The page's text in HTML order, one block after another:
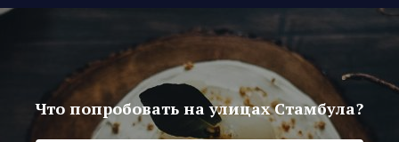
Что попробовать на улицах Стамбула?